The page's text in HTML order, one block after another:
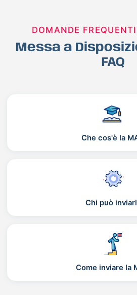
DOMANDE
Messa a
FAQ
Che cos'è la
Chi può
Come inviare la